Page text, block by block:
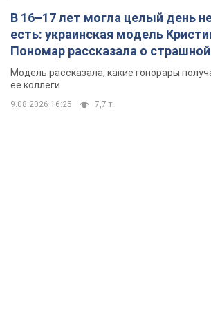
В 16–17 лет могла целый день
есть: украинская модель
Пономар рассказала о страшной
стороне модельной карьеры
Модель рассказала, какие гонорары
ее коллеги
9.08.2026 16:25 7,7 т.